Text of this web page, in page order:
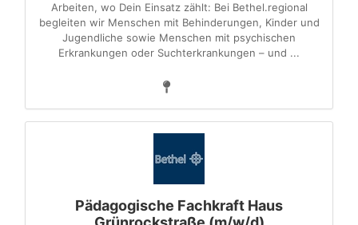
Arbeiten, wo Dein Einsatz zählt: Bei Bethel.regional
begleiten wir Menschen mit Behinderungen, Kinder und
Jugendliche sowie Menschen mit psychischen
Erkrankungen oder Suchterkrankungen – und ...
Pädagogische Fachkraft Haus